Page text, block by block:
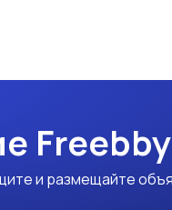
Freebby
и размещайте